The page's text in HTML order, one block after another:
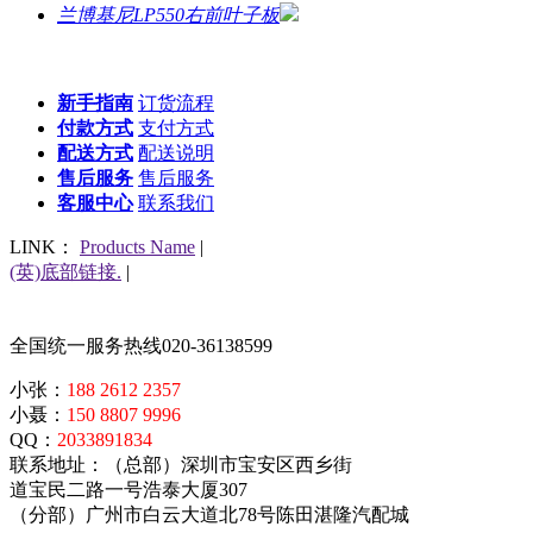
兰博基尼LP550右前叶子板
新手指南 订货流程
付款方式 支付方式
配送方式 配送说明
售后服务 售后服务
客服中心 联系我们
LINK： Products Name |
(英)底部链接. |
全国统一服务热线020-36138599
小张： 188 2612 2357
小聂： 150 8807 9996
QQ： 2033891834
联系地址：（总部）深圳市宝安区西乡街
道宝民二路一号浩泰大厦307
（分部）广州市白云大道北78号陈田湛隆汽配城